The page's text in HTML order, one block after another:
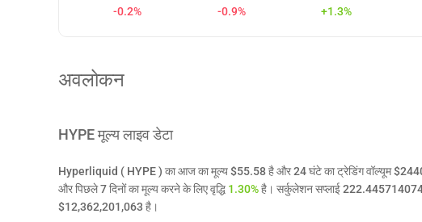
-0.2% -0.9% +1.3%
अवलोकन
HYPEमूल्य लाइव डेटा
Hyperliquid ( HYPE ) का आज का मूल्य $55.58 है और 24 घंटे का ट्रेडिंग वॉल्यूम
और पिछले 7 दिनों का मूल्य करने के लिए वृद्धि 1.30%है। सर्कुलेशन सप्लाई
$12,362,201,063 है।